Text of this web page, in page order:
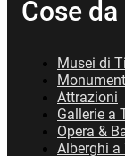
Cose da
Musei di
Attrazioni
Gallerie a
Opera &
Alberghi a